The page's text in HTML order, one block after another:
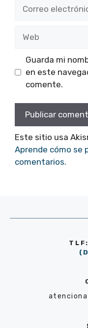
electrónico
Guarda mi
en este
comente.
Este sitio usa
Aprende cómo se
comentarios.